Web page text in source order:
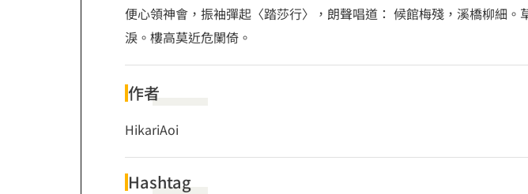
便心領神會，振袖彈起〈踏莎行〉，朗聲唱道： 候館梅殘，溪橋柳細
淚。樓高莫近危闌倚。
作者
HikariAoi
Hashtag